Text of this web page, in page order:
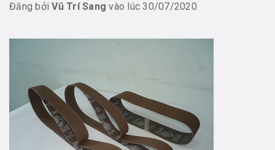
Đăng bởiVũ Trí Sang vào lúc 30/07/2020